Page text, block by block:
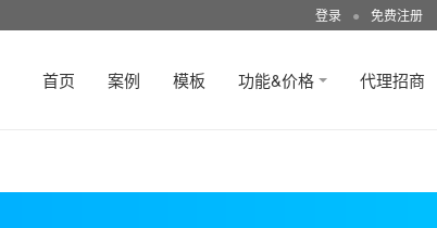
登录 ● 免费注册
首页 案例 模板 功能&价格 代理招商